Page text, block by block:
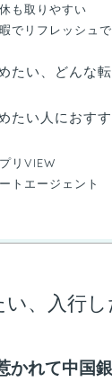
も取りやすい
でリフレッシュ
たい、どんな
たい人におす
リVIEW
トエージェント
、入行し
かれて中国